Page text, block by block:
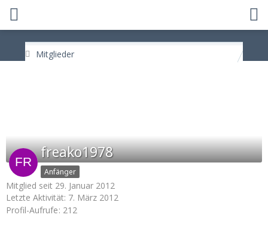
Mitglieder
freako1978
Anfänger
Mitglied seit 29. Januar 2012
Letzte Aktivität: 7. März 2012
Profil-Aufrufe 212